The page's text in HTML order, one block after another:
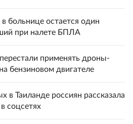
в больнице остается один
при налете БПЛА
применять дроны-
бензиновом двигателе
в Таиланде россиян рассказала
соцсетях